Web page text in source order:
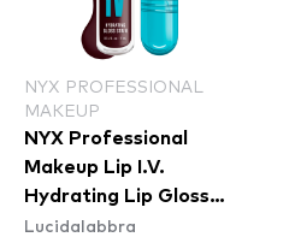
NYX PROFESSIONAL
MAKEUP
NYX Professional
Makeup Lip I.V.
Hydrating Lip Gloss
Stain - 14 Mauve N'
Lucidalabbra